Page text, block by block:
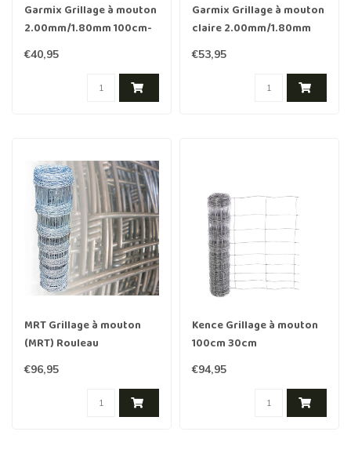
Garmix Grillage à mouton
2.00mm/1.80mm 100cm-
8-30cm 50m Galvanisée
€40,95
Garmix Grillage à mouton
claire 2.00mm/1.80mm
100cm-8-15cm 50m
Galvanisée
€53,95
MRT Grillage à mouton
(MRT) Rouleau
50m./100cm./8d. light
€96,95
Kence Grillage à mouton
100cm 30cm
2.40/3.00mm 50m
Galvanisé lourd
€94,95